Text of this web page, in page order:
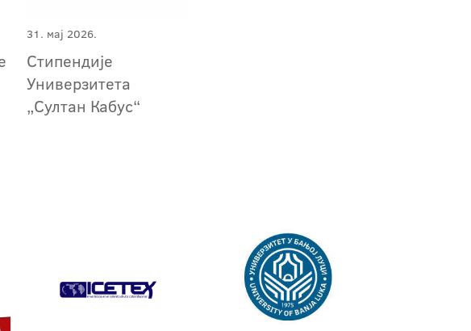
31. мај 2026.
Стипендије
Универзитета
„Султан Кабус“